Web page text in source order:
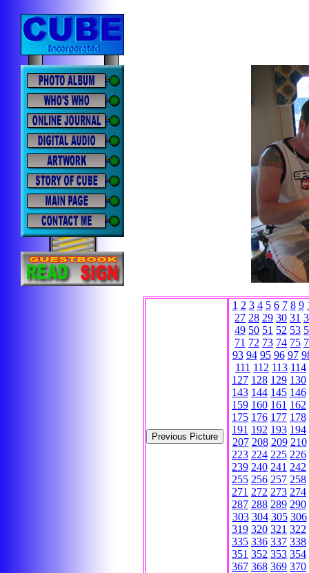
1 2 3 4 5 6 7 8 9
27 28 29 30 31
49 50 51 52 53
71 72 73 74 75
93 94 95 96 97
111 112 113 114
127 128 129 130
143 144 145 146
159 160 161 162
175 176 177 178
191 192 193 194
207 208 209 210
223 224 225 226
239 240 241 242
255 256 257 258
271 272 273 274
287 288 289 290
303 304 305 306
319 320 321 322
335 336 337 338
351 352 353 354
367 368 369 370